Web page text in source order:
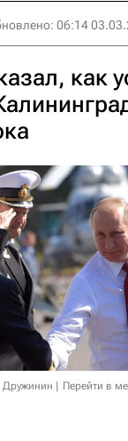
06:14
как
Дружинин Перейти в